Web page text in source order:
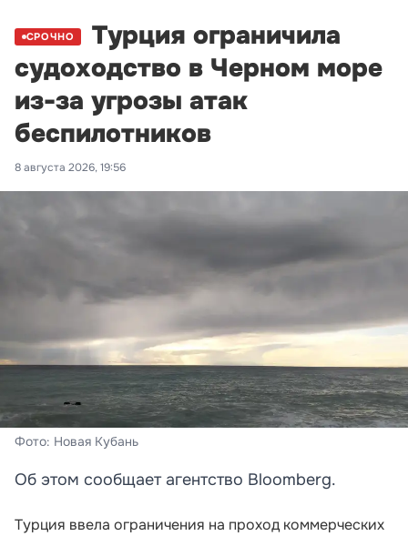
СРОЧНО
Турция ограничила
судоходство в Черном море
из-за угрозы атак
беспилотников
8 августа 2026, 19:56
Фото: Новая Кубань
Об этом сообщает агентство Bloomberg.
Турция ввела ограничения на проход коммерческих